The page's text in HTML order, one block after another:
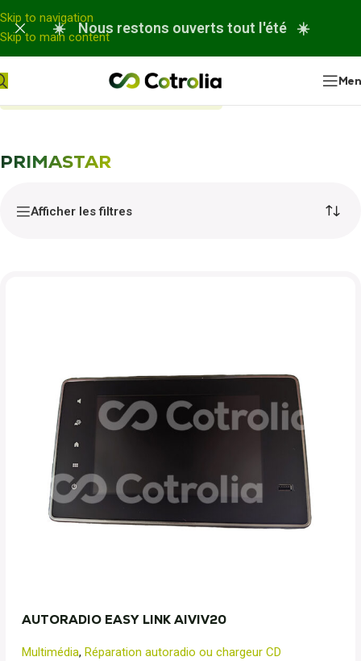
Panneau de gestion des cookies
Skip to navigation
Skip to main content
☀️ Nous restons ouverts tout l'été ☀️
PRIMASTAR
Afficher les filtres
AUTORADIO EASY LINK AIVIV20
Multimédia, Réparation autoradio ou chargeur CD